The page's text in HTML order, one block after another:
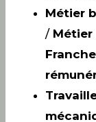
Métier
/ Métier